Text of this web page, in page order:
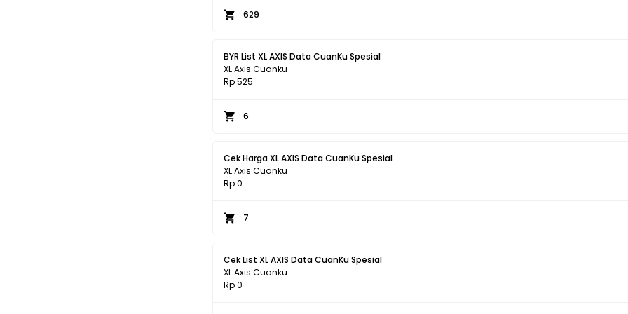
629
BYR List XL AXIS Data CuanKu Spesial
XL Axis Cuanku
Rp 525
6
Cek Harga XL AXIS Data CuanKu Spesial
XL Axis Cuanku
Rp 0
7
Cek List XL AXIS Data CuanKu Spesial
XL Axis Cuanku
Rp 0